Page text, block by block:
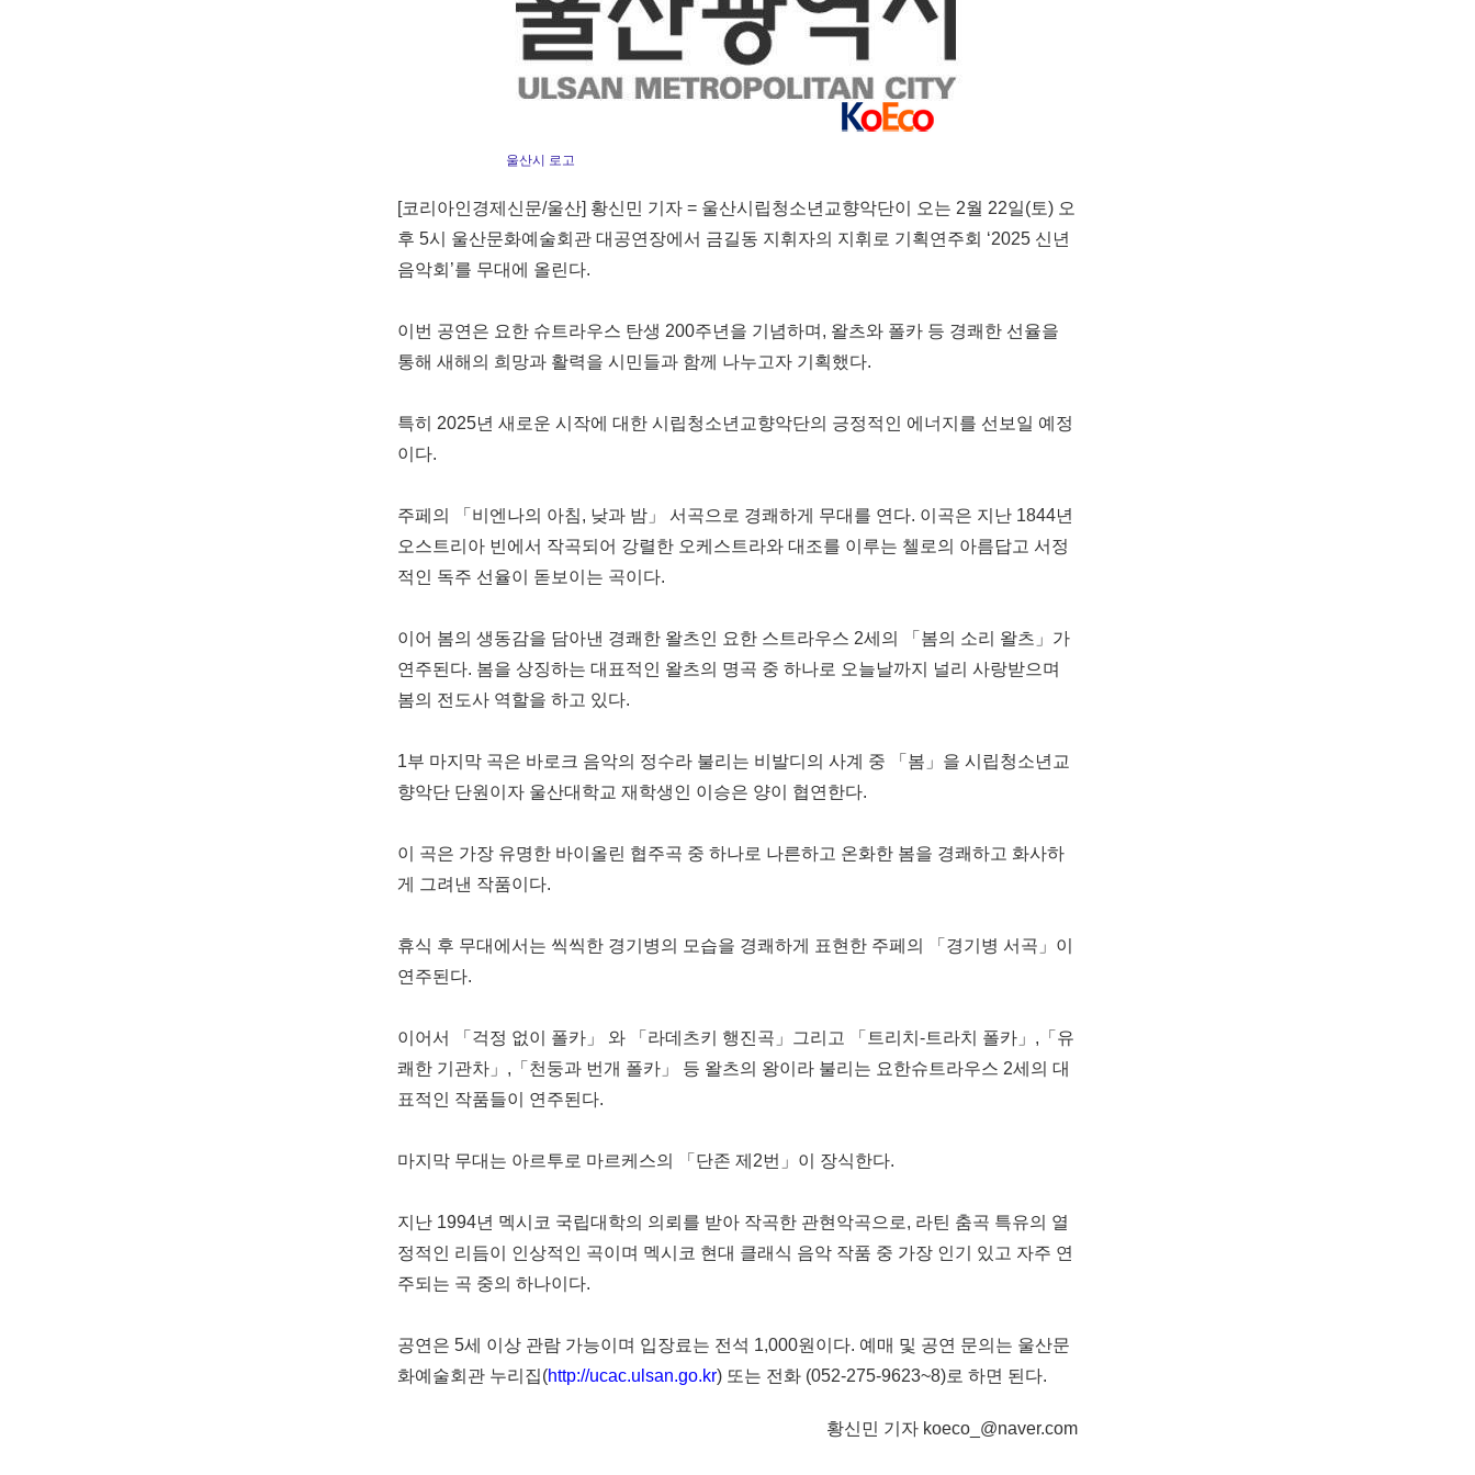
울산시 로고
[코리아인경제신문/울산] 황신민 기자 = 울산시립청소년교향악단이 오는 2월 22일(토) 오
후 5시 울산문화예술회관 대공연장에서 금길동 지휘자의 지휘로 기획연주회 ‘2025 신년
음악회’를 무대에 올린다.
이번 공연은 요한 슈트라우스 탄생 200주년을 기념하며, 왈츠와 폴카 등 경쾌한 선율을
통해 새해의 희망과 활력을 시민들과 함께 나누고자 기획했다.
특히 2025년 새로운 시작에 대한 시립청소년교향악단의 긍정적인 에너지를 선보일 예정
이다.
주페의 「비엔나의 아침, 낮과 밤」 서곡으로 경쾌하게 무대를 연다. 이곡은 지난 1844년
오스트리아 빈에서 작곡되어 강렬한 오케스트라와 대조를 이루는 첼로의 아름답고 서정
적인 독주 선율이 돋보이는 곡이다.
이어 봄의 생동감을 담아낸 경쾌한 왈츠인 요한 스트라우스 2세의 「봄의 소리 왈츠」가
연주된다. 봄을 상징하는 대표적인 왈츠의 명곡 중 하나로 오늘날까지 널리 사랑받으며
봄의 전도사 역할을 하고 있다.
1부 마지막 곡은 바로크 음악의 정수라 불리는 비발디의 사계 중 「봄」을 시립청소년교
향악단 단원이자 울산대학교 재학생인 이승은 양이 협연한다.
이 곡은 가장 유명한 바이올린 협주곡 중 하나로 나른하고 온화한 봄을 경쾌하고 화사하
게 그려낸 작품이다.
휴식 후 무대에서는 씩씩한 경기병의 모습을 경쾌하게 표현한 주페의 「경기병 서곡」이
연주된다.
이어서 「걱정 없이 폴카」 와 「라데츠키 행진곡」그리고 「트리치-트라치 폴카」,「유
쾌한 기관차」,「천둥과 번개 폴카」 등 왈츠의 왕이라 불리는 요한슈트라우스 2세의 대
표적인 작품들이 연주된다.
마지막 무대는 아르투로 마르케스의 「단존 제2번」이 장식한다.
지난 1994년 멕시코 국립대학의 의뢰를 받아 작곡한 관현악곡으로, 라틴 춤곡 특유의 열
정적인 리듬이 인상적인 곡이며 멕시코 현대 클래식 음악 작품 중 가장 인기 있고 자주 연
주되는 곡 중의 하나이다.
공연은 5세 이상 관람 가능이며 입장료는 전석 1,000원이다. 예매 및 공연 문의는 울산문
화예술회관 누리집(http://ucac.ulsan.go.kr) 또는 전화 (052-275-9623~8)로 하면 된다.
황신민 기자 koeco_@naver.com